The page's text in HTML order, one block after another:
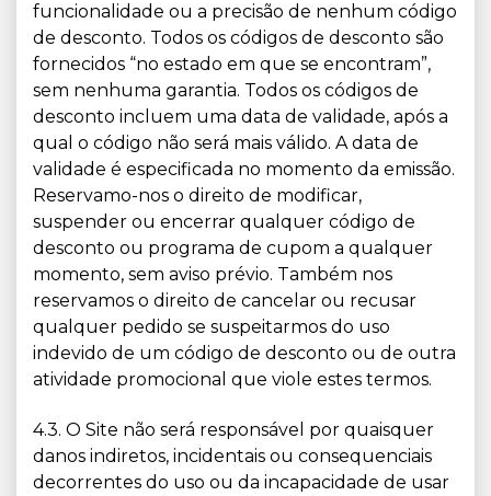
funcionalidade ou a precisão de nenhum código
de desconto. Todos os códigos de desconto são
fornecidos “no estado em que se encontram”,
sem nenhuma garantia. Todos os códigos de
desconto incluem uma data de validade, após a
qual o código não será mais válido. A data de
validade é especificada no momento da emissão.
Reservamo-nos o direito de modificar,
suspender ou encerrar qualquer código de
desconto ou programa de cupom a qualquer
momento, sem aviso prévio. Também nos
reservamos o direito de cancelar ou recusar
qualquer pedido se suspeitarmos do uso
indevido de um código de desconto ou de outra
atividade promocional que viole estes termos.
4.3. O Site não será responsável por quaisquer
danos indiretos, incidentais ou consequenciais
decorrentes do uso ou da incapacidade de usar